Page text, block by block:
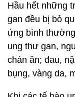
Hầu hết những
gan đều bị bỏ
ứng bình
ung thư gan,
chán ăn; đau,
bụng, vàng da,